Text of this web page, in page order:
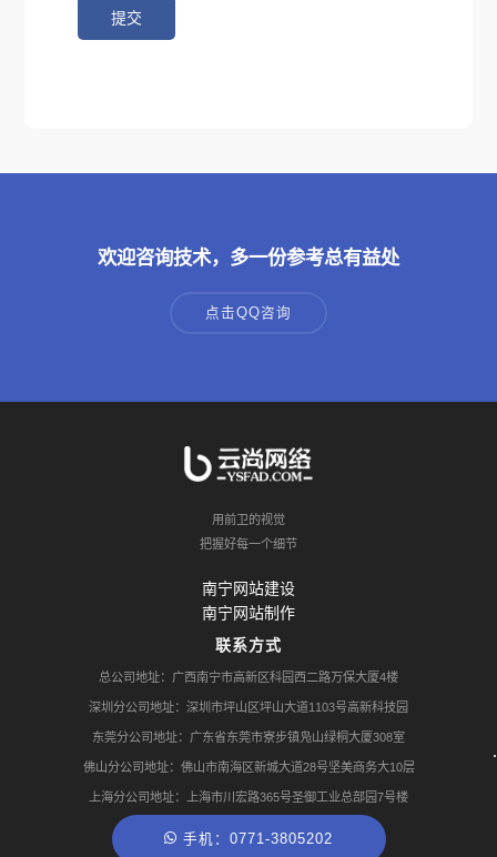
欢迎咨询技术，多一份参考总有益处
点击QQ咨询
用前卫的视觉
把握好每一个细节
南宁网站建设
南宁网站制作
联系方式
总公司地址：广西南宁市高新区科园西二路万保大厦4楼
深圳分公司地址：深圳市坪山区坪山大道1103号高新科技园
东莞分公司地址：广东省东莞市寮步镇凫山绿桐大厦308室
佛山分公司地址：佛山市南海区新城大道28号坚美商务大10层
上海分公司地址：上海市川宏路365号圣御工业总部园7号楼
手机：0771-3805202